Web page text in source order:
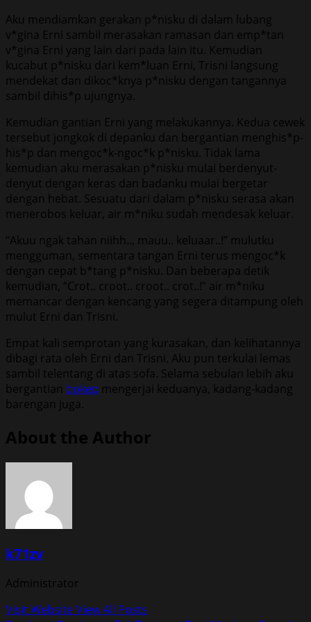
Aku mendiamkan gerakan p*nisku di dalam lubang
v*gina Erni sambil merasakan ramasan dan emp*tan
v*gina Erni yang lain dari pada lain itu. Kemudian
kucabut p*nisku dari kem*luan Erni, Trisni langsung
mendekat dan dikoc*knya p*nisku dengan tangannya
sambil dihis*p ujungnya.
Kemudian gantian Erni yang melakukannya. Kedua cewek
tersebut jongkok di depanku dan bergantian menghis*p-
his*p dan mengoc*k-ngoc*k p*nisku. Tidak lama
kemudian aku merasakan p*nisku mulai berdenyut-
denyut dengan keras dan badanku mulai bergetar
dengan hebat. Sesuatu dari dalam p*nisku serasa akan
menerobos keluar, air m*niku sudah mendesak keluar.
“Akuu ngak tahan niihh.., mauu.. keluaar..!” mulutku
mengguman, sementara tangan Erni terus mengoc*k
dengan cepat b*tang p*nisku. Dan beberapa detik
kemudian, “Crot.. croot.. croot.. crot..!” air m*niku
memancar dengan kencang yang segera ditampung oleh
mulut Erni dan Trisni.
Empat kali semprotan yang kurasakan, dan kelihatannya
dibagi rata oleh Erni dan Trisni. Aku pun terkulai lemas
sambil telentang di atas sofa. Selama sebulan lebih aku
bergantian bokep mengerjai keduanya, kadang-kadang
barengan juga.
About the Author
k71zv
Administrator
Visit WebsiteView All Posts